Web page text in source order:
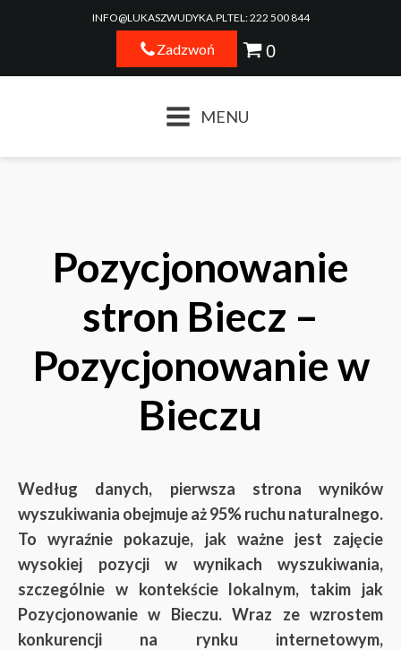
INFO@LUKASZWUDYKA.PLTEL: 222 500 844
Zadzwoń
MENU
Pozycjonowanie
stron Biecz –
Pozycjonowanie w
Bieczu
Według danych, pierwsza strona wyników
wyszukiwania obejmuje aż 95% ruchu naturalnego.
To wyraźnie pokazuje, jak ważne jest zajęcie
wysokiej pozycji w wynikach wyszukiwania,
szczególnie w kontekście lokalnym, takim jak
Pozycjonowanie w Bieczu. Wraz ze wzrostem
konkurencji na rynku internetowym,